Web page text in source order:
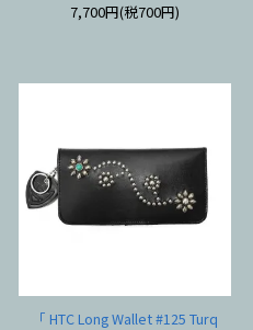
7,700円(税700円)
「 HTC Long Wallet #125 Turq